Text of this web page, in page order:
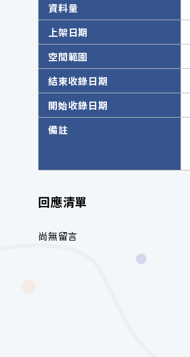
資料量
上架日期
空間範圍
結束收錄日期
開始收錄日期
備註
回應清單
尚無留言